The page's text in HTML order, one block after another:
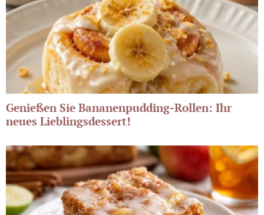
Genießen Sie Bananenpudding-Rollen: Ihr
neues Lieblingsdessert!